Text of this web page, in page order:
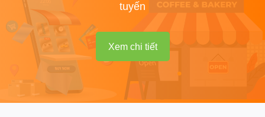
tuyến
Xem chi tiết